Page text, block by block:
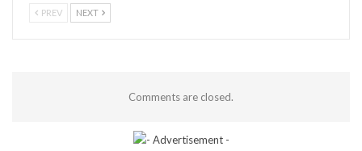
PREV NEXT
Comments are closed.